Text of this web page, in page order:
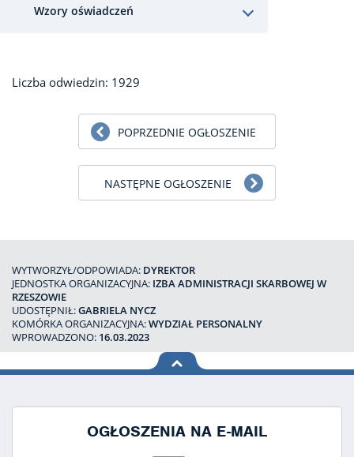
Wzory oświadczeń
Liczba odwiedzin: 1929
POPRZEDNIE OGŁOSZENIE
NASTĘPNE OGŁOSZENIE
WYTWORZYŁ/ODPOWIADA: DYREKTOR
JEDNOSTKA ORGANIZACYJNA: IZBA ADMINISTRACJI SKARBOWEJ W
RZESZOWIE
UDOSTĘPNIŁ:GABRIELA NYCZ
KOMÓRKA ORGANIZACYJNA:WYDZIAŁ PERSONALNY
WPROWADZONO: 16.03.2023
na górę
OGŁOSZENIA NA E-MAIL